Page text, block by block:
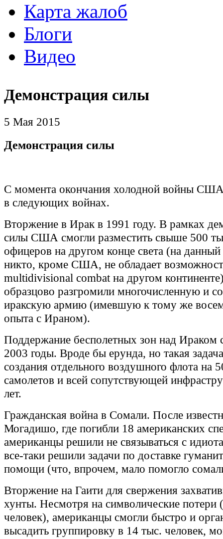
Карта жалоб
Блоги
Видео
Демонстрация силы
5 Мая 2015
Демонстрация силы
С момента окончания холодной войны США
в следующих войнах.
Вторжение в Ирак в 1991 году. В рамках
силы США смогли разместить свыше 500
офицеров на другом конце света (на
никто, кроме США, не обладает
multidivisional combat на другом
образцово разгромили многочисленную и
иракскую армию (имевшую к тому же
опыта с Ираном).
Поддержание бесполетных зон над Ираком
2003 годы. Вроде бы ерунда, но такая
создания отдельного воздушного флота на
самолетов и всей сопутствующей
лет.
Гражданская война в Сомали. После
Могадишо, где погибли 18 американских
американцы решили не связываться с
все-таки решили задачи по доставке
помощи (что, впрочем, мало помогло
Вторжение на Гаити для свержения
хунты. Несмотря на символические потери
человек), американцы смогли быстро и
высадить группировку в 14 тыс. человек,